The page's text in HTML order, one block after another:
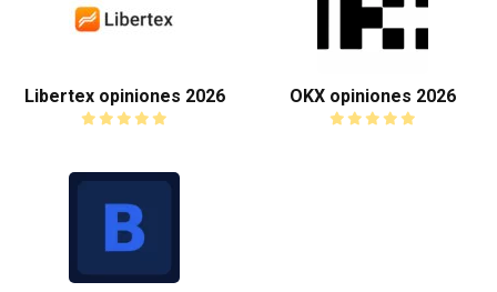
Libertex opiniones 2026 OKX opiniones 2026